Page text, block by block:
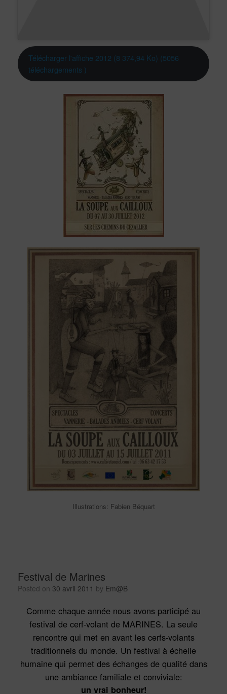
Télécharger l'affiche 2012 (8 374,94 Ko) (5056
téléchargements )
Illustrations: Fabien Béquart
Festival de Marines
Posted on 30 avril 2011 by Em@B
Comme chaque année nous avons participé au
festival de cerf-volant de MARINES. La seule
rencontre qui met en avant les cerfs-volants
traditionnels du monde. Un festival à échelle
humaine qui permet des échanges de qualité dans
une ambiance familiale et conviviale:
un vrai bonheur!